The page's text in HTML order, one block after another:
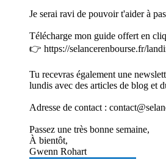
Je serai ravi de pouvoir t'aider à
Télécharge mon guide offert en
👉 ⁠⁠⁠⁠https://selancerenbourse.fr/
Tu recevras également une
lundis avec des articles de blog et
Adresse de contact :
Passez une très bonne semaine,
À bientôt,
Gwenn Rohart